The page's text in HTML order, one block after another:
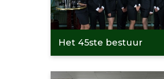
Het 45ste bestuur